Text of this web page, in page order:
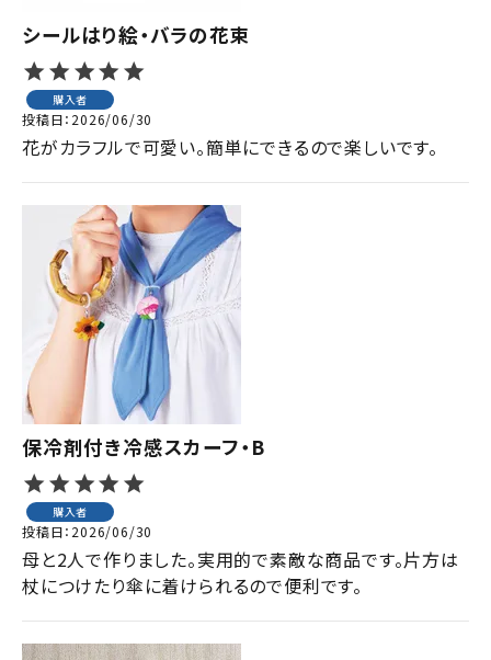
実店舗案内
デイサービス／
介護施設関係の方へ
最新のチラシはこちら
ACCOUNT MENU
ようこそ ゲスト 様
ログイン person 会員登録
シールはり絵・バラの花束
購入者
投稿日 2026/06/30
花がカラフルで可愛い。簡単にできるので楽しいです。
保冷剤付き冷感スカーフ・B
購入者
投稿日 2026/06/30
母と2人で作りました。実用的で素敵な商品です。片方は
杖につけたり傘に着けられるので便利です。